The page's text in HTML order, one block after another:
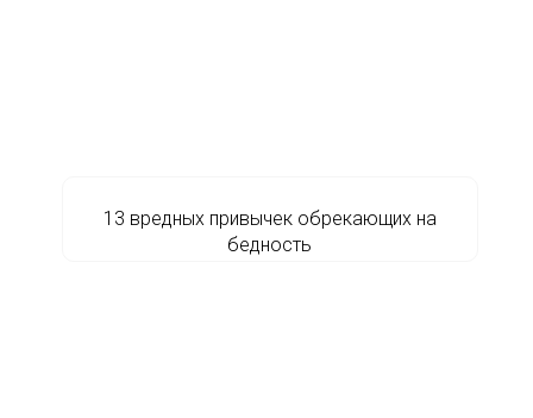
13 вредных привычек обрекающих на
бедность